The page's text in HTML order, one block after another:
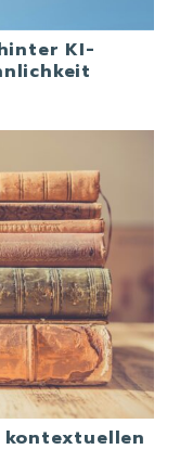
KI-
kontextuellen